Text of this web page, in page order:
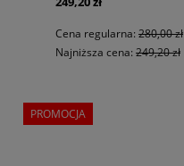
Cena regularna: 280,00 zł
Najniższa cena: 249,20 zł
PROMOCJA